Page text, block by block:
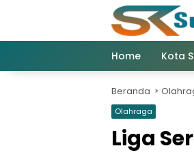
Home Kota
Beranda
Olahraga
Liga